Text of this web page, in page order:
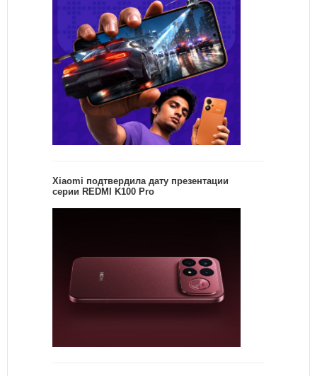
Xiaomi подтвердила дату презентации
серии REDMI K100 Pro